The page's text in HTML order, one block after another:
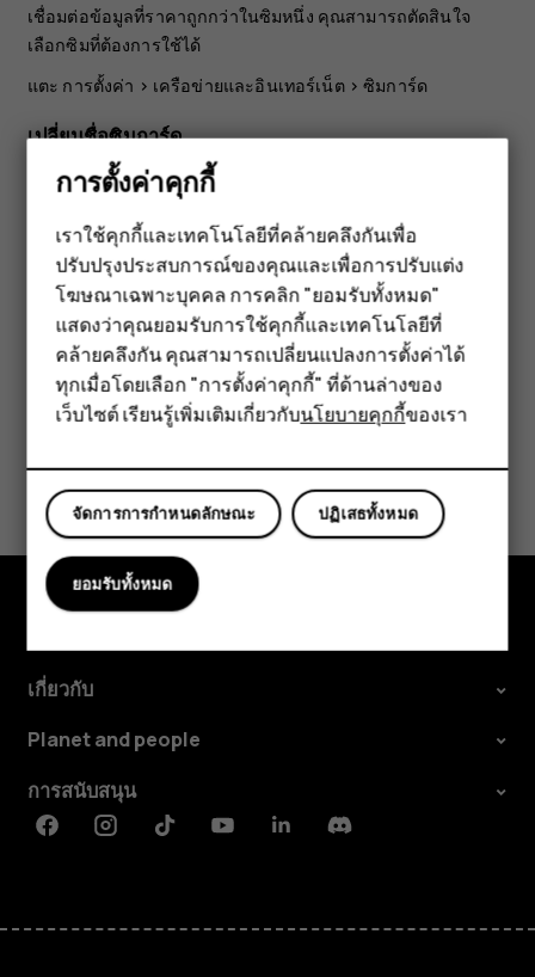
สมาร์ทโฟน
ฟีเจอร์โฟน
อุปกรณ์เสริม
แท็บเล็ต
เชื่อมต่อข้อมูลที่ราคาถูกกว่าในซิมหนึ่ง คุณสามารถตัดสินใจ
เลือกซิมที่ต้องการใช้ได้
แตะ การตั้งค่า > เครือข่ายและอินเทอร์เน็ต>ซิมการ์ด
เปลี่ยนชื่อซิมการ์ด
แตะซิมการ์ดที่ต้องการเปลี่ยนชื่อ และพิมพ์ชื่อที่ต้องการ
เลือกซิมที่ต้องการใช้สำหรับโทรหรือเชื่อมต่อข้อมูล
ซิมการ์ดที่ต้องการใช้สำหรับแตะการตั้งค่าที่คุณต้องการ
เปลี่ยนแล้วเลือกซิมการ์ดนั้น
ข้อมูลนี้มีประโยชน์กับคุณหรือไม่
ใช่ ไม่
เกี่ยวกับ
Planet and people
การสนับสนุน
FacebookInstagramTiktokYoutubeLinkedinDiscord
การตั้งค่าคุกกี้
เราใช้คุกกี้และเทคโนโลยีที่คล้ายคลึงกันเพื่อ
ปรับปรุงประสบการณ์ของคุณและเพื่อการปรับแต่ง
โฆษณาเฉพาะบุคคล การคลิก "ยอมรับทั้งหมด"
แสดงว่าคุณยอมรับการใช้คุกกี้และเทคโนโลยีที่
คล้ายคลึงกัน คุณสามารถเปลี่ยนแปลงการตั้งค่าได้
ทุกเมื่อโดยเลือก "การตั้งค่าคุกกี้" ที่ด้านล่างของ
เว็บไซต์ เรียนรู้เพิ่มเติมเกี่ยวกับนโยบายคุกกี้ของเรา
ปฏิเสธทั้งหมด
จัดการการกำหนดลักษณะ
ยอมรับทั้งหมด